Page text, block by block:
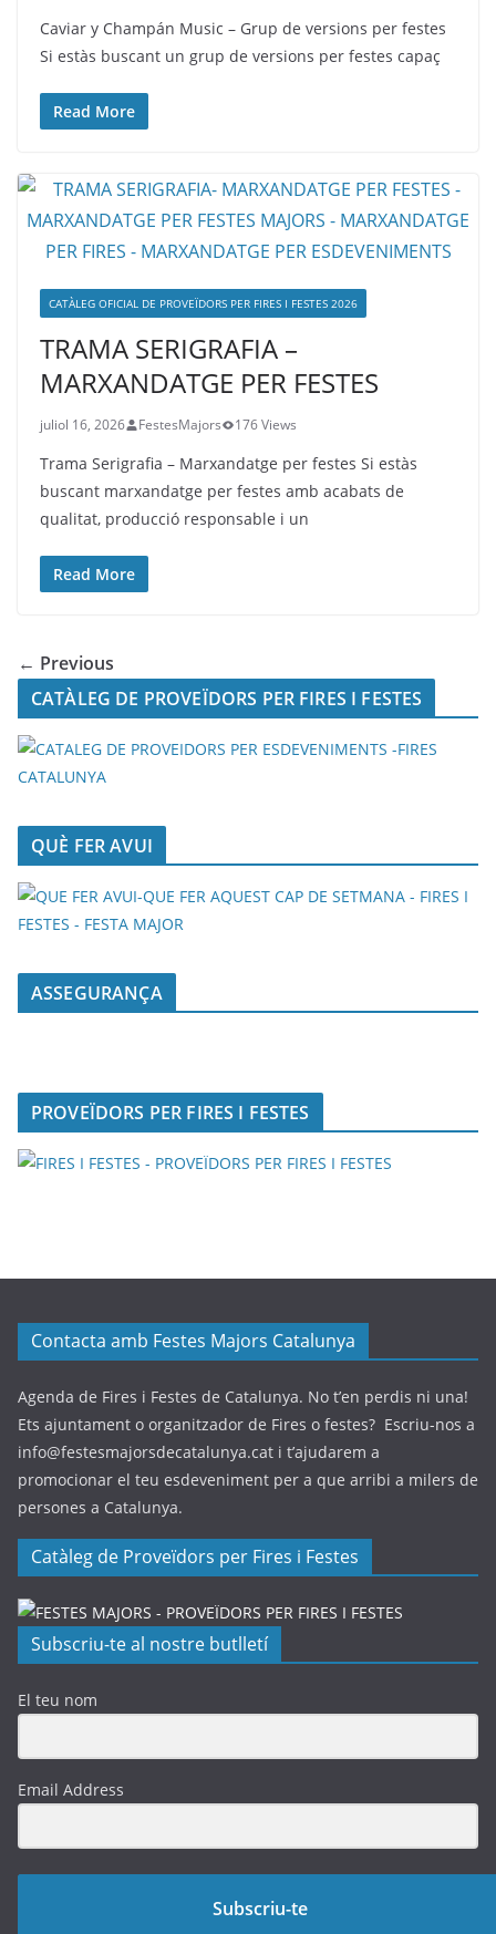
Caviar y Champán Music – Grup de versions per festes
Si estàs buscant un grup de versions per festes capaç
Read More
CATÀLEG OFICIAL DE PROVEÏDORS PER FIRES I FESTES 2026
TRAMA SERIGRAFIA –
MARXANDATGE PER FESTES
juliol 16, 2026 FestesMajors 176 Views
Trama Serigrafia – Marxandatge per festes Si estàs
buscant marxandatge per festes amb acabats de
qualitat, producció responsable i un
Read More
← Previous
CATÀLEG DE PROVEÏDORS PER FIRES I FESTES
QUÈ FER AVUI
ASSEGURANÇA
PROVEÏDORS PER FIRES I FESTES
Contacta amb Festes Majors Catalunya
Agenda de Fires i Festes de Catalunya. No t’en perdis ni una!
Ets ajuntament o organitzador de Fires o festes? Escriu-nos a
info@festesmajorsdecatalunya.cat i t’ajudarem a
promocionar el teu esdeveniment per a que arribi a milers de
persones a Catalunya.
Catàleg de Proveïdors per Fires i Festes
Subscriu-te al nostre butlletí
El teu nom
Email Address
Subscriu-te